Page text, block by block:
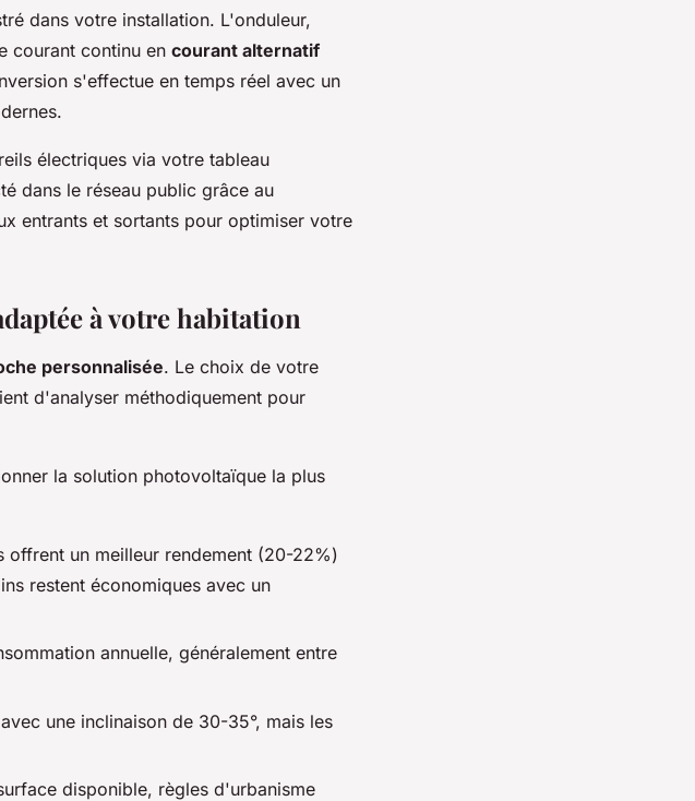
dans votre installation. L'onduleur,
courant continu en courant alternatif
s'effectue en temps réel avec un
électriques via votre tableau
dans le réseau public grâce au
entrants et sortants pour optimiser votre
à votre habitation
personnalisée. Le choix de votre
d'analyser méthodiquement pour
la solution photovoltaïque la plus
offrent un meilleur rendement (20-22%)
restent économiques avec un
annuelle, généralement entre
une inclinaison de 30-35°, mais les
disponible, règles d'urbanisme